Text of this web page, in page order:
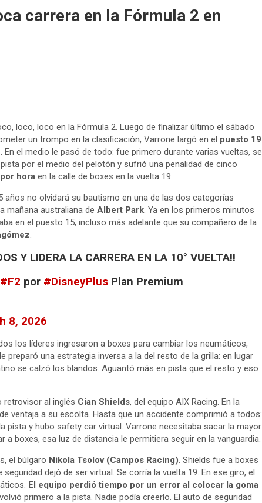
carrera en la Fórmula 2 en
loco, loco en la Fórmula 2. Luego de finalizar último el sábado
un trompo en la clasificación, Varrone largó en el puesto 19
el medio le pasó de todo: fue primero durante varias vueltas, se
por el medio del pelotón y sufrió una penalidad de cinco
hora en la calle de boxes en la vuelta 19.
años no olvidará su bautismo en una de las dos categorías
mañana australiana de Albert Park. Ya en los primeros minutos
en el puesto 15, incluso más adelante que su compañero de la
.
Y LIDERA LA CARRERA EN LA 10° VUELTA!!
#F2 por #DisneyPlusPlan Premium
8, 2026
los líderes ingresaron a boxes para cambiar los neumáticos,
preparó una estrategia inversa a la del resto de la grilla: en lugar
se calzó los blandos. Aguantó más en pista que el resto y eso
retrovisor al inglés Cian Shields, del equipo AIX Racing. En la
ventaja a su escolta. Hasta que un accidente comprimió a todos:
pista y hubo safety car virtual. Varrone necesitaba sacar la mayor
boxes, esa luz de distancia le permitiera seguir en la vanguardia.
el búlgaro Nikola Tsolov (Campos Racing). Shields fue a boxes
dejó de ser virtual. Se corría la vuelta 19. En ese giro, el
El equipo perdió tiempo por un error al colocar la goma
primero a la pista. Nadie podía creerlo. El auto de seguridad